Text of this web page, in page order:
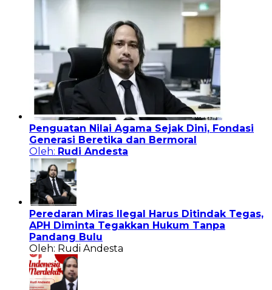
Penguatan Nilai Agama Sejak Dini, Fondasi
Generasi Beretika dan Bermoral
Oleh: Rudi Andesta
Peredaran Miras Ilegal Harus Ditindak Tegas,
APH Diminta Tegakkan Hukum Tanpa
Pandang Bulu
Oleh: Rudi Andesta